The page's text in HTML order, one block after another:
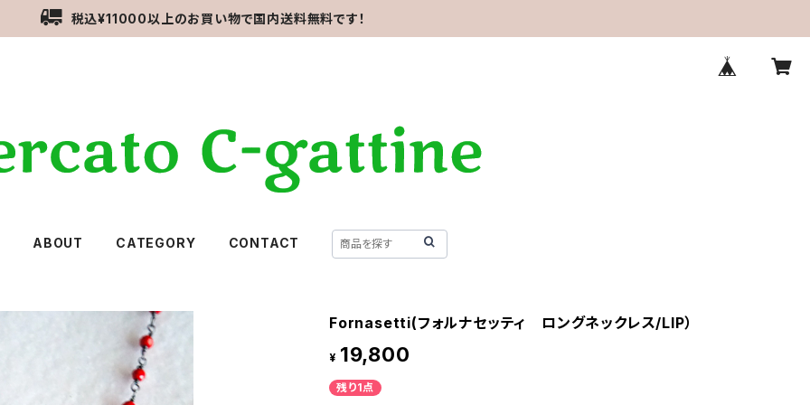
税込¥11000以上のお買い物で国内送料無料です！
ABOUT CATEGORY CONTACT
Fornasetti(フォルナセッティ ロングネックレス/LIP）
¥ 19,800
残り1点